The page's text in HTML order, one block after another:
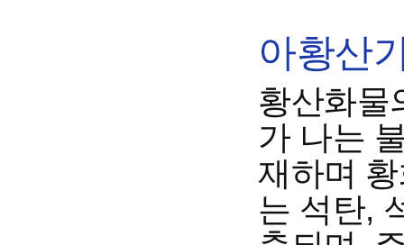
아황산
황산화물
가 나는
재하며
는 석탄,